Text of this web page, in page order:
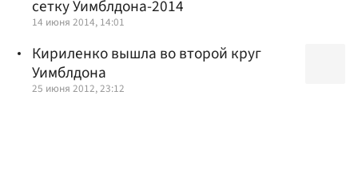
сетку Уимблдона-2014
14 июня 2014, 14:01
Кириленко вышла во второй круг
Уимблдона
25 июня 2012, 23:12